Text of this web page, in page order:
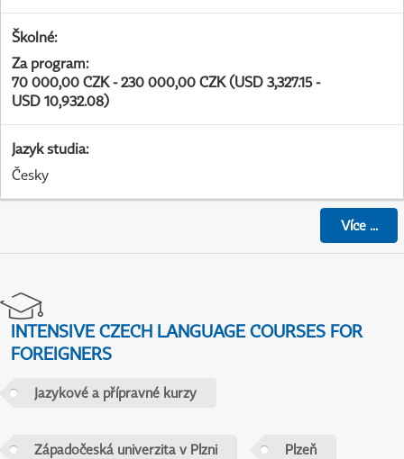
Školné:
Za program:
70 000,00 CZK - 230 000,00 CZK (USD 3,327.15 -
USD 10,932.08)
Jazyk studia:
Česky
Více...
INTENSIVE CZECH LANGUAGE COURSES FOR
FOREIGNERS
Jazykové a přípravné kurzy
Západočeská univerzita v Plzni Plzeň